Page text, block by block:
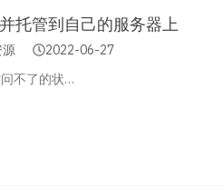
托管到自己的服务器上
源
2022-06-27
不了的状…